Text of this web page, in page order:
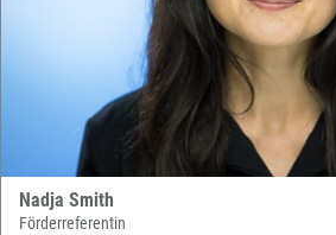
Nadja Smith
Förderreferentin